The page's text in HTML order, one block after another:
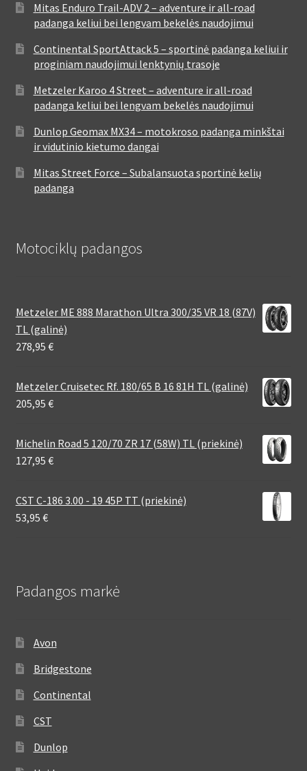
Mitas Enduro Trail-ADV 2 – adventure ir all-road
padanga keliui bei lengvam bekelės naudojimui
Continental SportAttack 5 – sportinė padanga keliui ir
proginiam naudojimui lenktynių trasoje
Metzeler Karoo 4 Street – adventure ir all-road
padanga keliui bei lengvam bekelės naudojimui
Dunlop Geomax MX34 – motokroso padanga minkštai
ir vidutinio kietumo dangai
Mitas Street Force – Subalansuota sportinė kelių
padanga
Motociklų padangos
Metzeler ME 888 Marathon Ultra 300/35 VR 18 (87V)
TL (galinė)
278,95 €
Metzeler Cruisetec Rf. 180/65 B 16 81H TL (galinė)
205,95 €
Michelin Road 5 120/70 ZR 17 (58W) TL (priekinė)
127,95 €
CST C-186 3.00 - 19 45P TT (priekinė)
53,95 €
Padangos markė
Avon
Bridgestone
Continental
CST
Dunlop